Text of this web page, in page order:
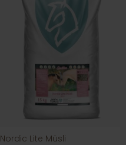
Nordic Lite Müsli